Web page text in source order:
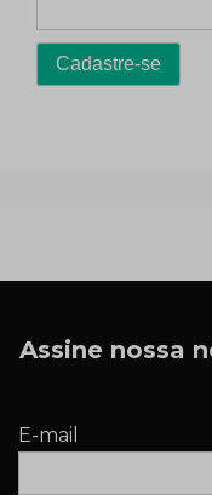
Assine nossa
E-mail